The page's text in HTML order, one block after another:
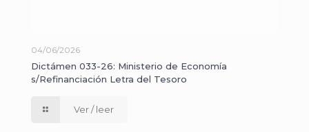
04/06/2026
Dictámen 033-26: Ministerio de Economía
s/Refinanciación Letra del Tesoro
Ver / leer